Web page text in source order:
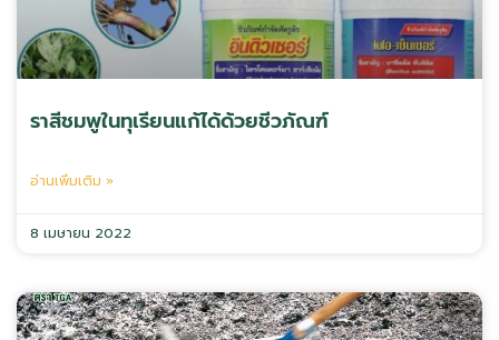
ราสีชมพูในทุเรียนแก้ได้ด้วยชีวภัณฑ์
อ่านเพิ่มเติม »
8 เมษายน 2022